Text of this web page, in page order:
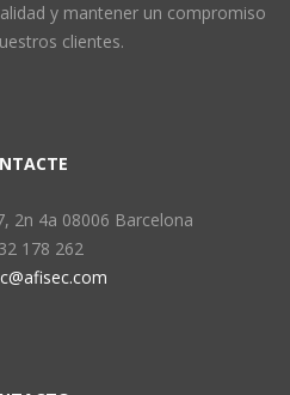
y mantener un compromiso
clientes.
2n 4a 08006 Barcelona
178 262